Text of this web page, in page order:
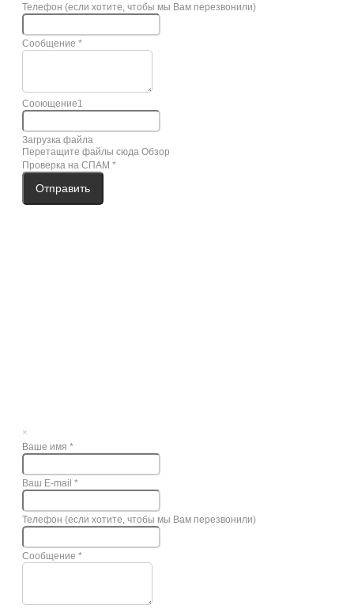
Телефон (если хотите, чтобы мы Вам перезвонили)
Сообщение *
Сооющение1
Загрузка файла
Перетащите файлы сюда Обзор
Проверка на СПАМ *
Отправить
×
Ваше имя *
Ваш E-mail *
Телефон (если хотите, чтобы мы Вам перезвонили)
Сообщение *